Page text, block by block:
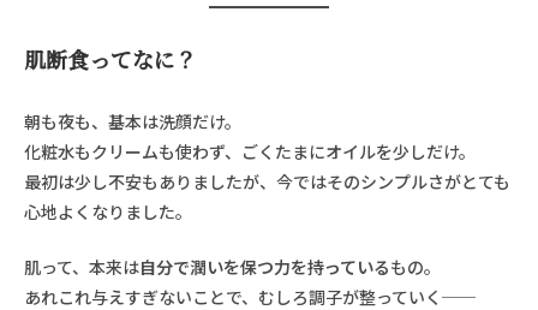
肌断食ってなに？
朝も夜も、基本は洗顔だけ。
化粧水もクリームも使わず、ごくたまにオイルを少しだけ。
最初は少し不安もありましたが、今ではそのシンプルさがとても
心地よくなりました。
肌って、本来は自分で潤いを保つ力を持っているもの。
あれこれ与えすぎないことで、むしろ調子が整っていく──